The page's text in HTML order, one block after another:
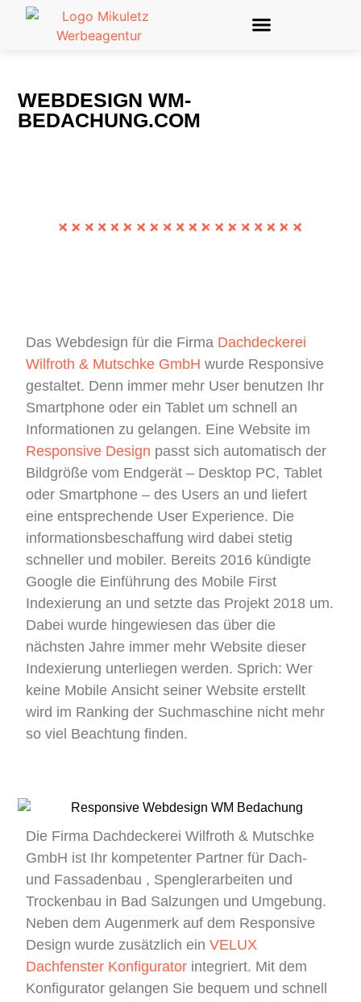
WEBDESIGN WM-
BEDACHUNG.COM
Das Webdesign für die Firma Dachdeckerei
Wilfroth & Mutschke GmbH wurde Responsive
gestaltet. Denn immer mehr User benutzen Ihr
Smartphone oder ein Tablet um schnell an
Informationen zu gelangen. Eine Website im
Responsive Design passt sich automatisch der
Bildgröße vom Endgerät – Desktop PC, Tablet
oder Smartphone – des Users an und liefert
eine entsprechende User Experience. Die
informationsbeschaffung wird dabei stetig
schneller und mobiler. Bereits 2016 kündigte
Google die Einführung des Mobile First
Indexierung an und setzte das Projekt 2018 um.
Dabei wurde hingewiesen das über die
nächsten Jahre immer mehr Website dieser
Indexierung unterliegen werden. Sprich: Wer
keine Mobile Ansicht seiner Website erstellt
wird im Ranking der Suchmaschine nicht mehr
so viel Beachtung finden.
Die Firma Dachdeckerei Wilfroth & Mutschke
GmbH ist Ihr kompetenter Partner für Dach-
und Fassadenbau , Spenglerarbeiten und
Trockenbau in Bad Salzungen und Umgebung.
Neben dem Augenmerk auf dem Responsive
Design wurde zusätzlich einVELUX
Dachfenster Konfigurator integriert. Mit dem
Konfigurator gelangen Sie bequem und schnell